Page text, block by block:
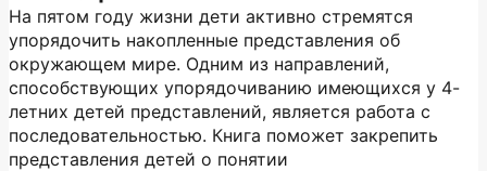
На пятом году жизни дети активно стремятся
упорядочить накопленные представления об
окружающем мире. Одним из направлений,
способствующих упорядочиванию имеющихся у 4-
летних детей представлений, является работа с
последовательностью. Книга поможет закрепить
представления детей о понятии